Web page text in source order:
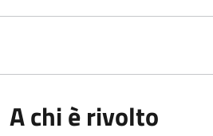
A chi è rivolto